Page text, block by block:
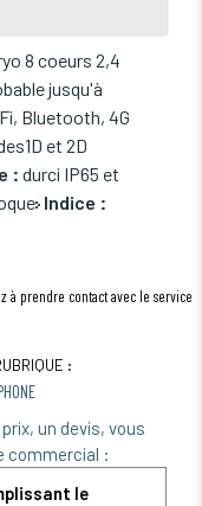
8 coeurs 2,4
jusqu'à
Bluetooth, 4G
et 2D
: durci IP65 et
Indice :
à prendre contact avec le service
:
un devis, vous
commercial :
le